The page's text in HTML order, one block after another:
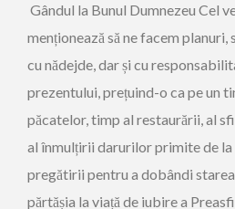
Gândul la Bunul Dumnezeu Cel
menționează să ne facem
cu nădejde, dar și cu
prezentului, prețuind-o ca pe un
păcatelor, timp al restaurării, al
al înmulțirii darurilor primite de la
pregătirii pentru a dobândi
părtășia la viață de iubire a